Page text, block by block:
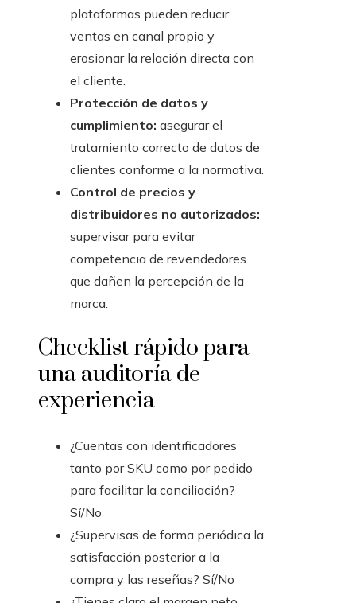
plataformas pueden reducir
ventas en canal propio y
erosionar la relación directa con
el cliente.
Protección de datos y
cumplimiento: asegurar el
tratamiento correcto de datos de
clientes conforme a la normativa.
Control de precios y
distribuidores no autorizados:
supervisar para evitar
competencia de revendedores
que dañen la percepción de la
marca.
Checklist rápido para
una auditoría de
experiencia
¿Cuentas con identificadores
tanto por SKU como por pedido
para facilitar la conciliación?
Sí/No
¿Supervisas de forma periódica la
satisfacción posterior a la
compra y las reseñas? Sí/No